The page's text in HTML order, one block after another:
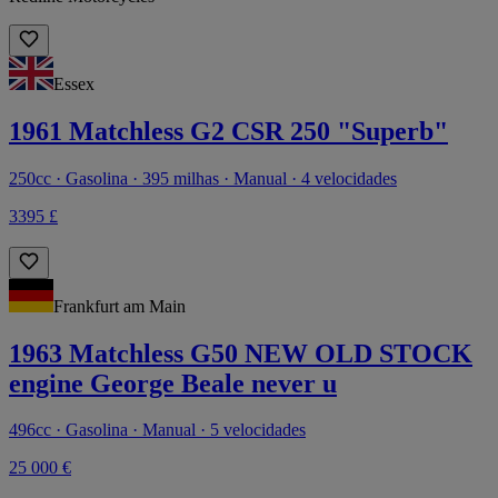
Essex
1961 Matchless G2 CSR 250 "Superb"
250cc · Gasolina · 395 milhas · Manual · 4 velocidades
3395 £
Frankfurt am Main
1963 Matchless G50 NEW OLD STOCK
engine George Beale never u
496cc · Gasolina · Manual · 5 velocidades
25 000 €